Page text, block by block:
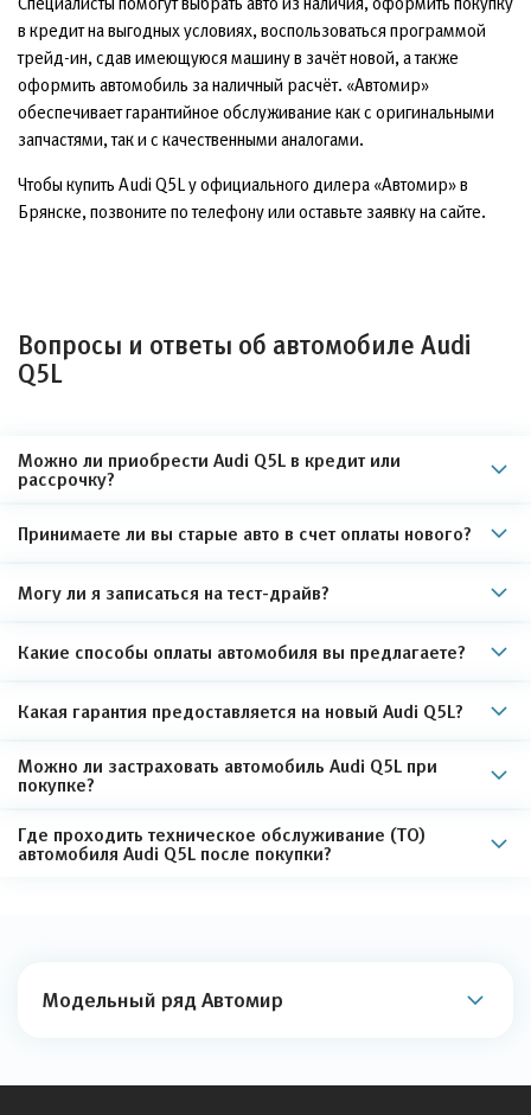
в кредит на выгодных условиях, воспользоваться программой
трейд-ин, сдав имеющуюся машину в зачёт новой, а также
оформить автомобиль за наличный расчёт. «Автомир»
обеспечивает гарантийное обслуживание как с оригинальными
запчастями, так и с качественными аналогами.
Чтобы купить Audi Q5L у официального дилера «Автомир» в
Брянске, позвоните по телефону или оставьте заявку на сайте.
Вопросы и ответы об автомобиле Audi
Q5L
Можно ли приобрести Audi Q5L в кредит или
рассрочку?
Принимаете ли вы старые авто в счет оплаты нового?
Могу ли я записаться на тест-драйв?
Какие способы оплаты автомобиля вы предлагаете?
Какая гарантия предоставляется на новый Audi Q5L?
Можно ли застраховать автомобиль Audi Q5L при
покупке?
Где проходить техническое обслуживание (ТО)
автомобиля Audi Q5L после покупки?
Модельный ряд Автомир